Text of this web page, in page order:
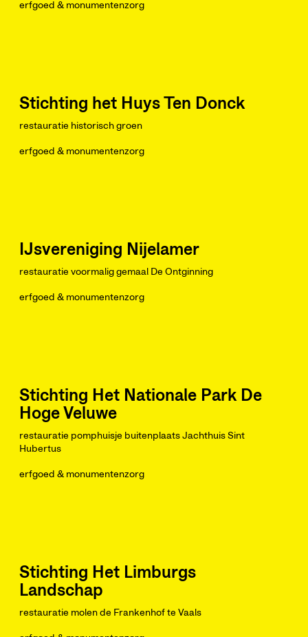
erfgoed & monumentenzorg
Stichting het Huys Ten Donck
restauratie historisch groen
erfgoed & monumentenzorg
IJsvereniging Nijelamer
restauratie voormalig gemaal De Ontginning
erfgoed & monumentenzorg
Stichting Het Nationale Park De
Hoge Veluwe
restauratie pomphuisje buitenplaats Jachthuis Sint
Hubertus
erfgoed & monumentenzorg
Stichting Het Limburgs
Landschap
restauratie molen de Frankenhof te Vaals